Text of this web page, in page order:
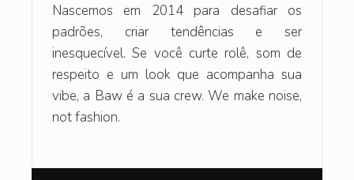
Nascemos em 2014 para desafiar os
padrões, criar tendências e ser
inesquecível. Se você curte rolê, som de
respeito e um look que acompanha sua
vibe, a Baw é a sua crew. We make noise,
not fashion.